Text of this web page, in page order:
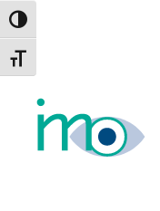
Skip
Content
Toggle High Contrast
Toggle Font size